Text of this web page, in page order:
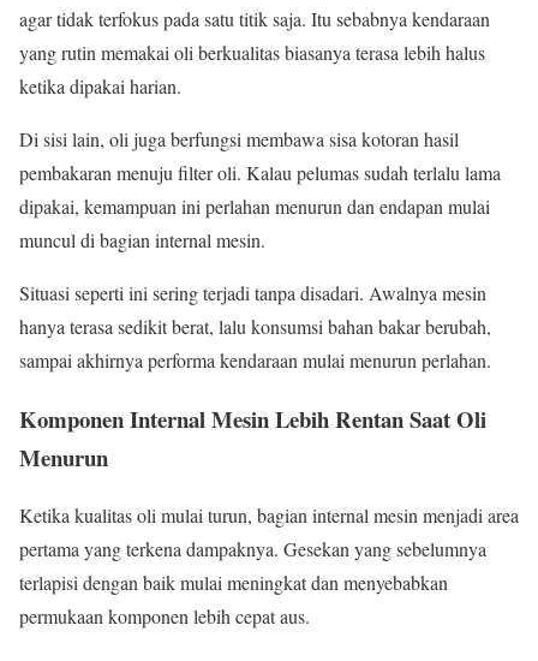
agar tidak terfokus pada satu titik saja. Itu sebabnya kendaraan
yang rutin memakai oli berkualitas biasanya terasa lebih halus
ketika dipakai harian.
Di sisi lain, oli juga berfungsi membawa sisa kotoran hasil
pembakaran menuju filter oli. Kalau pelumas sudah terlalu lama
dipakai, kemampuan ini perlahan menurun dan endapan mulai
muncul di bagian internal mesin.
Situasi seperti ini sering terjadi tanpa disadari. Awalnya mesin
hanya terasa sedikit berat, lalu konsumsi bahan bakar berubah,
sampai akhirnya performa kendaraan mulai menurun perlahan.
Komponen Internal Mesin Lebih Rentan Saat Oli
Menurun
Ketika kualitas oli mulai turun, bagian internal mesin menjadi area
pertama yang terkena dampaknya. Gesekan yang sebelumnya
terlapisi dengan baik mulai meningkat dan menyebabkan
permukaan komponen lebih cepat aus.